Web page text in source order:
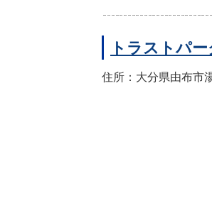
トラストパ
住所：大分県由布市